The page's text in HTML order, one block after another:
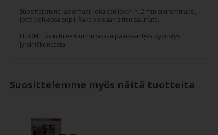
Suosittelemme laskemaan jokaisen loven n. 2 mm suuremmaksi,
jotta pohjaosa sopii. Rako voidaan sitten saumata.
HUOM! Loviin tulee 6 mm:n sisään päin kääntyvä pyöristys
jyrsintäkoneesta.
Suosittelemme myös näitä tuotteita